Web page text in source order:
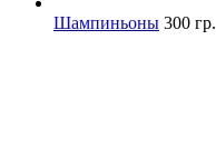
Шампиньоны 300 гр.